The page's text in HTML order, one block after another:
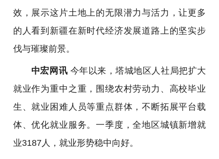
效，展示这片土地上的无限潜力与活力，让更多
的人看到新疆在新时代经济发展道路上的坚实步
伐与璀璨前景。
中宏网讯 今年以来，塔城地区人社局把扩大
就业作为重中之重，围绕农村劳动力、高校毕业
生、就业困难人员等重点群体，不断拓展平台载
体、优化就业服务。一季度，全地区城镇新增就
业3187人，就业形势稳中向好。